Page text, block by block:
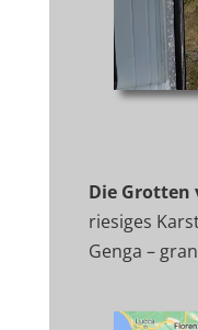
Die Grotten
riesiges
Genga –